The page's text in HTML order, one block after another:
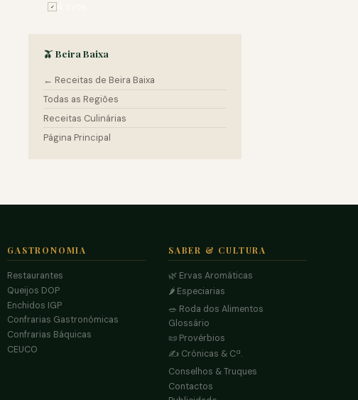
✓
🫒 Beira Baixa
← Receitas de Beira Baixa
Todas as Regiões
Receitas Culinárias
Página Principal
GASTRONOMIA
Restaurantes
Queijos DOP
Enchidos IGP
Confrarias Gastronómicas
Confrarias Báquicas
CEUCO
SABER & CULTURA
🌿 Ervas Aromáticas
🌶️ Especiarias
🥗 Roda dos Alimentos
Glossário
📜 Provérbios
✍️ Crónicas & Cª.
Conselhos & Truques
Contactos